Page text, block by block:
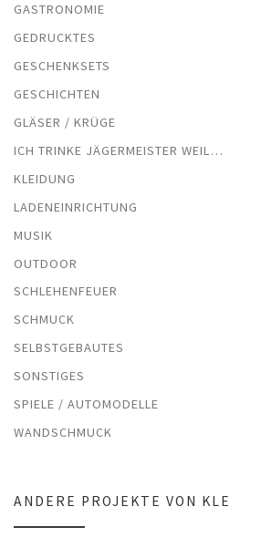
GASTRONOMIE
GEDRUCKTES
GESCHENKSETS
GESCHICHTEN
GLÄSER / KRÜGE
ICH TRINKE JÄGERMEISTER WEIL…
KLEIDUNG
LADENEINRICHTUNG
MUSIK
OUTDOOR
SCHLEHENFEUER
SCHMUCK
SELBSTGEBAUTES
SONSTIGES
SPIELE / AUTOMODELLE
WANDSCHMUCK
ANDERE PROJEKTE VON KLE